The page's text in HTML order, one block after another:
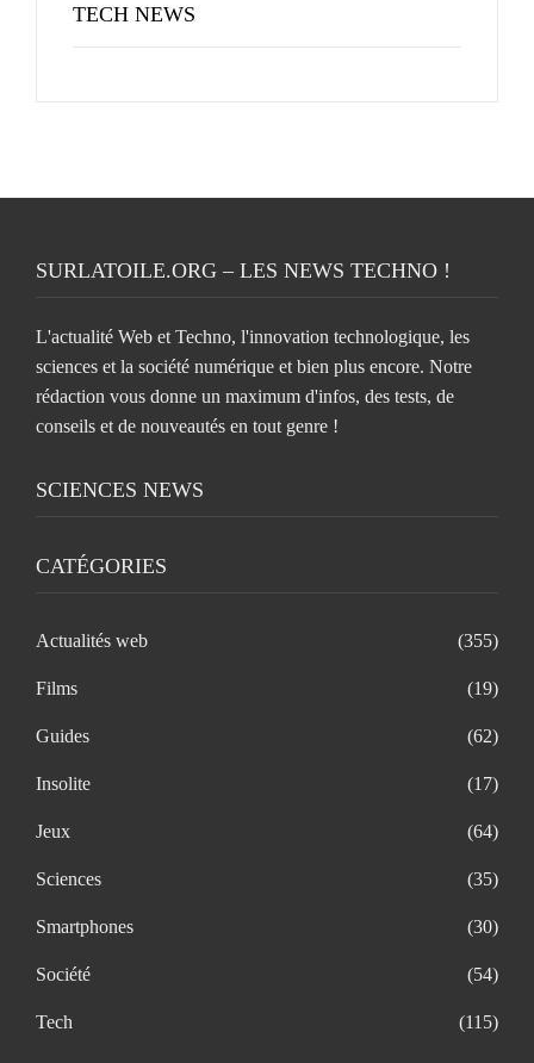
TECH NEWS
SURLATOILE.ORG – LES NEWS TECHNO !
L'actualité Web et Techno, l'innovation technologique, les
sciences et la société numérique et bien plus encore. Notre
rédaction vous donne un maximum d'infos, des tests, de
conseils et de nouveautés en tout genre !
SCIENCES NEWS
CATÉGORIES
Actualités web (355)
Films (19)
Guides (62)
Insolite (17)
Jeux (64)
Sciences (35)
Smartphones (30)
Société (54)
Tech (115)